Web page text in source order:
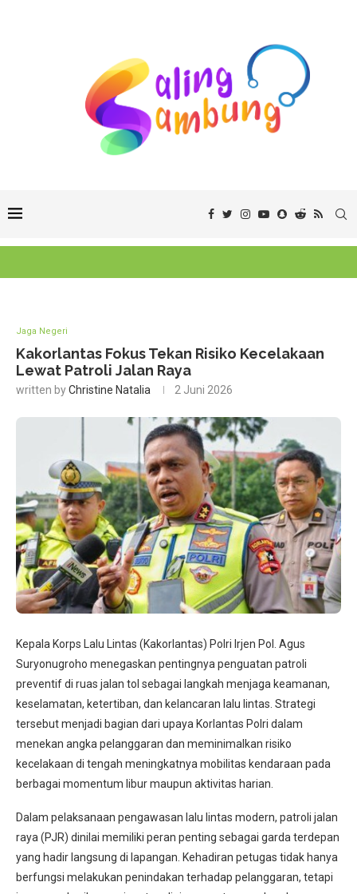
Jaga Negeri
Kakorlantas Fokus Tekan Risiko Kecelakaan
Lewat Patroli Jalan Raya
written byChristine Natalia 2 Juni 2026
Kepala Korps Lalu Lintas (Kakorlantas) Polri Irjen Pol. Agus
Suryonugroho menegaskan pentingnya penguatan patroli
preventif di ruas jalan tol sebagai langkah menjaga keamanan,
keselamatan, ketertiban, dan kelancaran lalu lintas. Strategi
tersebut menjadi bagian dari upaya Korlantas Polri dalam
menekan angka pelanggaran dan meminimalkan risiko
kecelakaan di tengah meningkatnya mobilitas kendaraan pada
berbagai momentum libur maupun aktivitas harian.
Dalam pelaksanaan pengawasan lalu lintas modern, patroli jalan
raya (PJR) dinilai memiliki peran penting sebagai garda terdepan
yang hadir langsung di lapangan. Kehadiran petugas tidak hanya
berfungsi melakukan penindakan terhadap pelanggaran, tetapi